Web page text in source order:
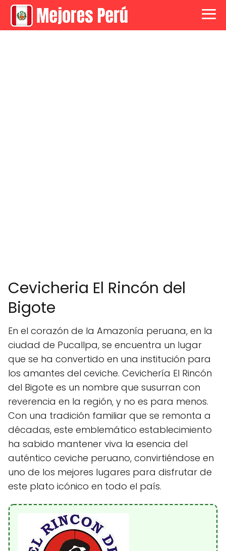
Cevicheria El Rincón del
Bigote
En el corazón de la Amazonía peruana, en la
ciudad de Pucallpa, se encuentra un lugar
que se ha convertido en una institución para
los amantes del ceviche. Cevichería El Rincón
del Bigote es un nombre que susurran con
reverencia en la región, y no es para menos.
Con una tradición familiar que se remonta a
décadas, este emblemático establecimiento
ha sabido mantener viva la esencia del
auténtico ceviche peruano, convirtiéndose en
uno de los mejores lugares para disfrutar de
este plato icónico en todo el país.